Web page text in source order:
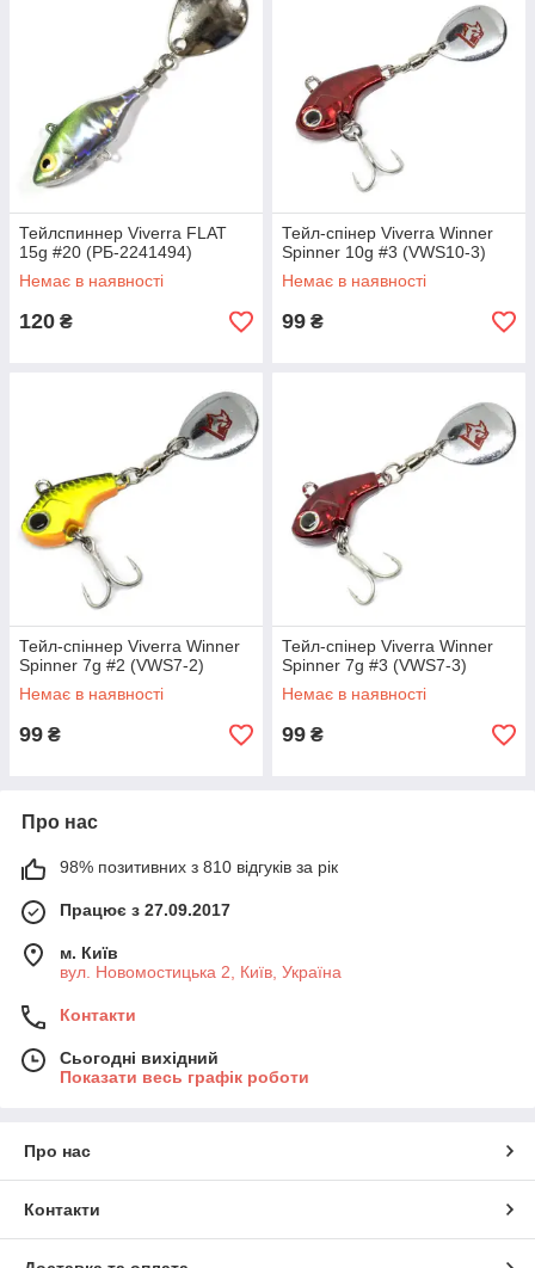
Тейлспиннер Viverra FLAT
15g #20 (РБ-2241494)
Немає в наявності
120 ₴
Тейл-спінер Viverra Winner
Spinner 10g #3 (VWS10-3)
Немає в наявності
99 ₴
Тейл-спіннер Viverra Winner
Spinner 7g #2 (VWS7-2)
Немає в наявності
99 ₴
Тейл-спінер Viverra Winner
Spinner 7g #3 (VWS7-3)
Немає в наявності
99 ₴
Про нас
98% позитивних з 810 відгуків за рік
Працює з 27.09.2017
м. Київ
вул. Новомостицька 2, Київ, Україна
Контакти
Сьогодні вихідний
Показати весь графік роботи
Про нас
Контакти